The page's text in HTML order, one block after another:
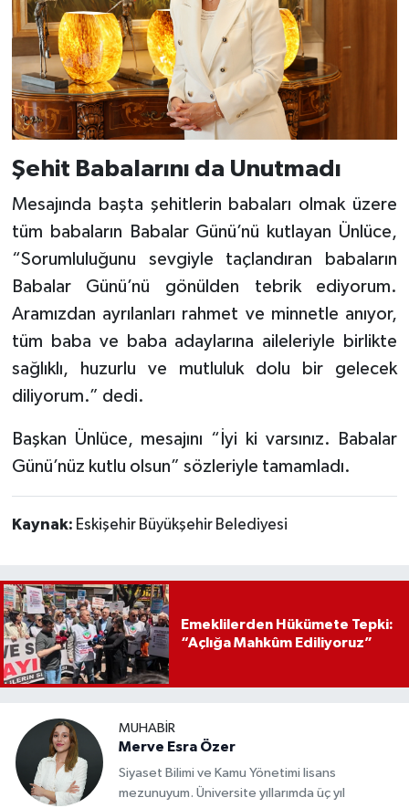
Şehit Babalarını da Unutmadı
Mesajında başta şehitlerin babaları olmak üzere
tüm babaların Babalar Günü’nü kutlayan Ünlüce,
“Sorumluluğunu sevgiyle taçlandıran babaların
Babalar Günü’nü gönülden tebrik ediyorum.
Aramızdan ayrılanları rahmet ve minnetle anıyor,
tüm baba ve baba adaylarına aileleriyle birlikte
sağlıklı, huzurlu ve mutluluk dolu bir gelecek
diliyorum.” dedi.
Başkan Ünlüce, mesajını “İyi ki varsınız. Babalar
Günü’nüz kutlu olsun” sözleriyle tamamladı.
Kaynak: Eskişehir Büyükşehir Belediyesi
Emeklilerden Hükümete Tepki:
“Açlığa Mahkûm Ediliyoruz”
MUHABIR
Merve Esra Özer
Siyaset Bilimi ve Kamu Yönetimi lisans
mezunuyum. Üniversite yıllarımda üç yıl